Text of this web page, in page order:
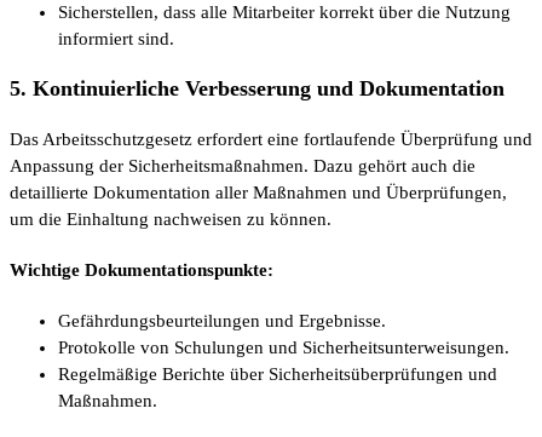
Sicherstellen, dass alle Mitarbeiter korrekt über die Nutzung
informiert sind.
5. Kontinuierliche Verbesserung und Dokumentation
Das Arbeitsschutzgesetz erfordert eine fortlaufende Überprüfung und
Anpassung der Sicherheitsmaßnahmen. Dazu gehört auch die
detaillierte Dokumentation aller Maßnahmen und Überprüfungen,
um die Einhaltung nachweisen zu können.
Wichtige Dokumentationspunkte:
Gefährdungsbeurteilungen und Ergebnisse.
Protokolle von Schulungen und Sicherheitsunterweisungen.
Regelmäßige Berichte über Sicherheitsüberprüfungen und
Maßnahmen.